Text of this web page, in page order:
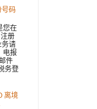
号码
您在
册
务请
报
件
务登
离境